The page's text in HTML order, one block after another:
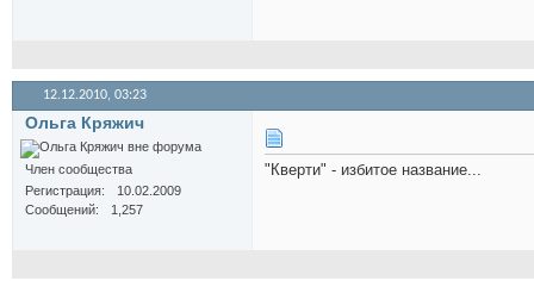
12.12.2010, 03:23
Ольга Кряжич
Член сообщества
Регистрация
10.02.2009
Сообщений
1,257
"Кверти" - избитое название...